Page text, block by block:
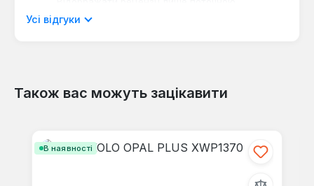
мовою.
Відгуків не знайдено. Поділіться
Усі відгуки
Також вас можуть зацікавити
В наявності